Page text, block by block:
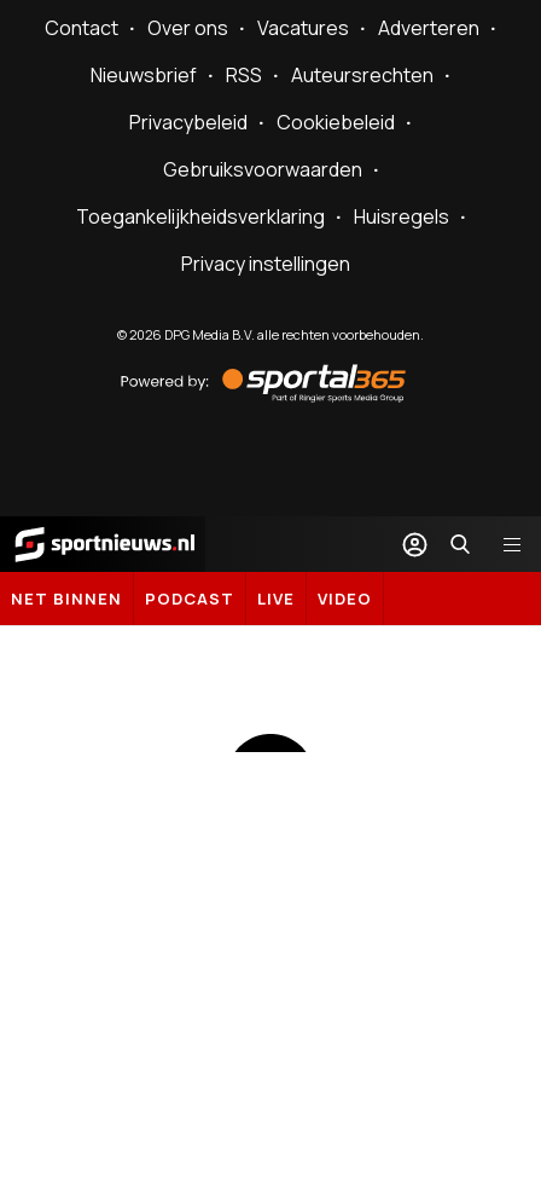
Contact Over ons Vacatures
Adverteren
Nieuwsbrief
RSS
Auteursrechten
Privacybeleid
Cookiebeleid
Gebruiksvoorwaarden
Toegankelijkheidsverklaring
Huisregels
Privacy instellingen
©2026 DPG Media B.V. alle rechten voorbehouden.
by
Sportal365
Sportnieuws.nl
NET BINNEN PODCAST LIVE VIDEO